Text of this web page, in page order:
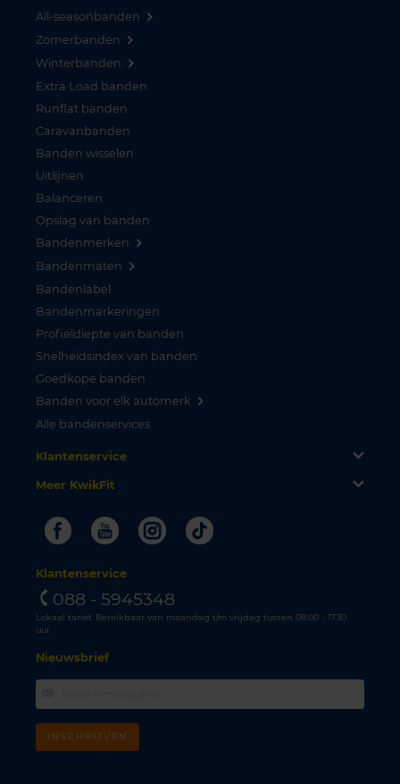
All-seasonbanden
Zomerbanden
Winterbanden
Extra Load banden
Runflat banden
Caravanbanden
Banden wisselen
Uitlijnen
Balanceren
Opslag van banden
Bandenmerken
Bandenmaten
Bandenlabel
Bandenmarkeringen
Profieldiepte van banden
Snelheidsindex van banden
Goedkope banden
Banden voor elk automerk
Alle bandenservices
Klantenservice
Meer KwikFit
FacebookYoutubeInstagram
Tiktok
Klantenservice
088 - 5945348
Lokaal tarief. Bereikbaar van maandag t/m vrijdag tussen 08.00 - 17.30
uur.
Nieuwsbrief
INSCHRIJVEN